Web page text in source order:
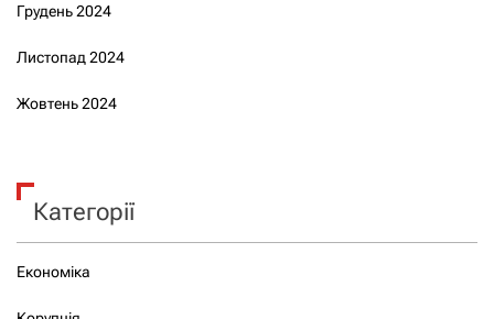
Грудень 2024
Листопад 2024
Жовтень 2024
Категорії
Економіка